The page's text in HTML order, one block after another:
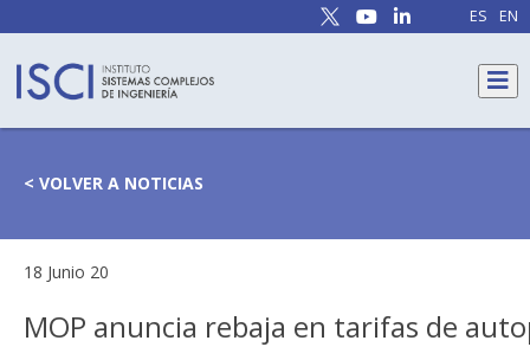
ES EN
< VOLVER A NOTICIAS
18 Junio 20
MOP anuncia rebaja en tarifas de